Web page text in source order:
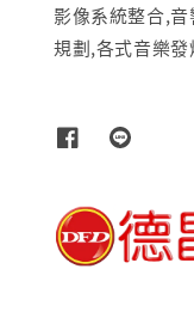
影像系統整合,
規劃,各式音樂發